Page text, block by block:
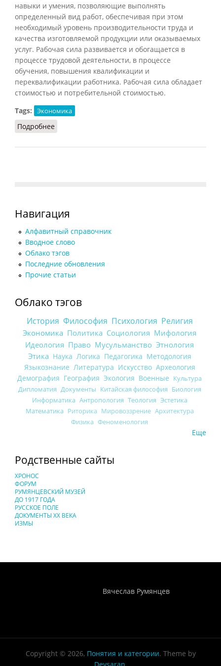
навыки и умения, позволяющие выполнять
определенный вид работ, обеспечивая при этом
необходимый уровень производительности труда и
качества изготовляемой продукции или оказываемых
услуг. Рабочая сила развивается и обогащается в
процессе трудовой деятельности, в процессе
обучения, повышения квалификации и
переквалификации работника. Рабочая сила обладает
стоимостью и потребительной стоимостью.
Tags:
Экономика
Подробнее
Навигация
Алфавитный справочник
Вводное слово
Облако тэгов
Последние обновления
Прочие статьи
Облако тэгов
История Философия Психология Религия
Экономика Политика Социология Мифология
Идеология Право Мусульманство Этнология
Этика Наука Логика Педагогика Методология
Языкознание Литература Искусство Археология
Демография География Экология Военные Культура
Дипломатия Документы Китайская философия Биология
Информатика Антропология Теология Эстетика
Математика Риторика Мировоззрение Архитектура
Физика Феноменология
Еще
Родственные сайты
ХРОНОС
ФОРУМ
РУМЯНЦЕВСКИЙ МУЗЕЙ
ДО 1917 ГОДА
РУССКОЕ ПОЛЕ
ДОКУМЕНТЫ XX ВЕКА
ИЗМЫ
Вячеслав Румянцев
Copyright © 2026, Понятия и категории. Theme by
Devsaran